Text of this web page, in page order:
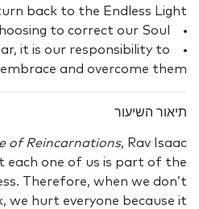
back to the Endless Light
to correct our Soul
it is our responsibility to
embrace and overcome them
תיאור השיעור
of Reincarnations, Rav Isaac
each one of us is part of the
Therefore, when we don’t
we hurt everyone because it